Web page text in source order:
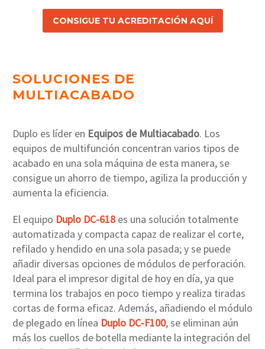
CONSIGUE TU ACREDITACIÓN AQUÍ
SOLUCIONES DE
MULTIACABADO
Duplo es líder en Equipos de Multiacabado. Los
equipos de multifunción concentran varios tipos de
acabado en una sola máquina de esta manera, se
consigue un ahorro de tiempo, agiliza la producción y
aumenta la eficiencia.
El equipo Duplo DC-618es una solución totalmente
automatizada y compacta capaz de realizar el corte,
refilado y hendido en una sola pasada; y se puede
añadir diversas opciones de módulos de perforación.
Ideal para el impresor digital de hoy en día, ya que
termina los trabajos en poco tiempo y realiza tiradas
cortas de forma eficaz. Además, añadiendo el módulo
de plegado en línea Duplo DC-F100, se eliminan aún
más los cuellos de botella mediante la integración del